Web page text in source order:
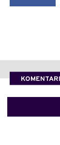
KOMENTARI